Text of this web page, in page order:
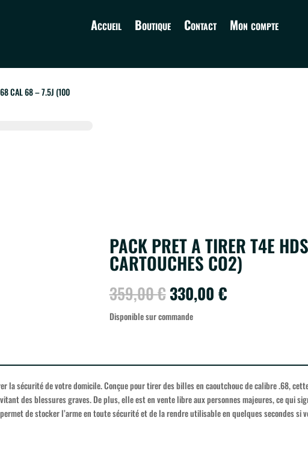
Accueil Boutique Contact Mon compte
CAL 68 – 7.5J (100
PACK PRET A TIRER T4E
CARTOUCHES CO2)
359,00€Le
prix
initial
330,00 €Le
prix
Disponible sur commande
la sécurité de votre domicile. Conçue pour tirer des billes en caoutchouc de calibre .68,
des blessures graves. De plus, elle est en vente libre aux personnes majeures, ce qui
de stocker l’arme en toute sécurité et de la rendre utilisable en quelques secondes si